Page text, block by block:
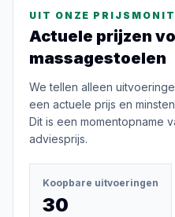
UIT ONZE
Actuele prijzen
massagestoelen
We tellen alleen
een actuele prijs en
Dit is een momentopname
adviesprijs.
Koopbare uitvoeringen
30